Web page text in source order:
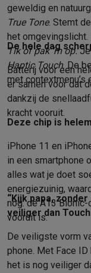
geweldig en
True Tone. Stemt
het omgevings­licht.
Tik of pak ’m op.Je
Haptic Touch. De
met contextmenu’s
De hele dag
Batterij voor een
er samen voor dat
dankzij de
kracht vooruit.
Deze chip is
iPhone 11 en
in een smart­phone
alles wat je doet
energiezuinig,
nog: de A13
vooruit is.
“Kijk papa,
veiliger dan Touch
De veiligste vorm
phone. Met Face
het is nog veiliger